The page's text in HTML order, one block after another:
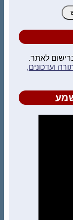
לאתר.
ועדכונים,